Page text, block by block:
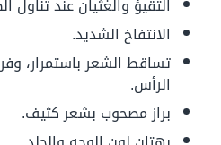
التقيؤ والغثيان عند تناول
الانتفاخ الشديد.
تساقط الشعر باستمرار،
الرأس.
براز مصحوب بشعر كثيف.